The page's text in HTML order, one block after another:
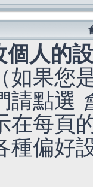
個人的
如果您
請點選
在每頁
種偏好